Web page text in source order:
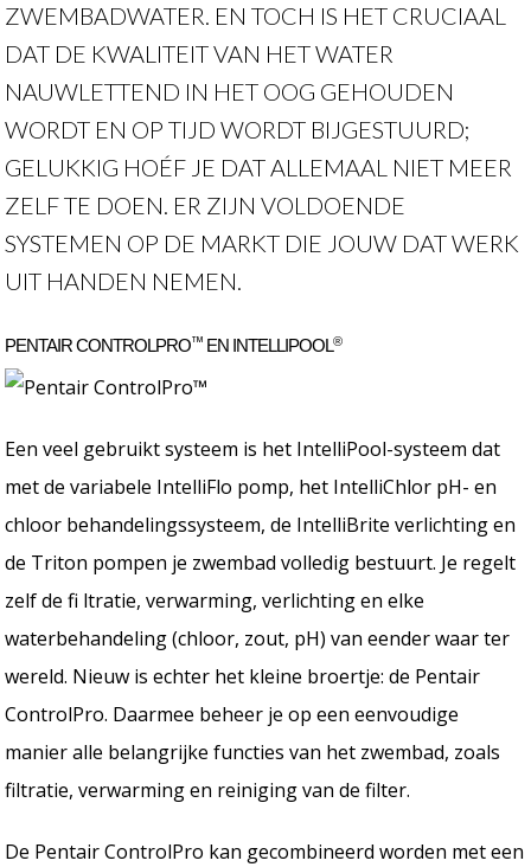
ZWEMBADWATER. EN TOCH IS HET CRUCIAAL
DAT DE KWALITEIT VAN HET WATER
NAUWLETTEND IN HET OOG GEHOUDEN
WORDT EN OP TIJD WORDT BIJGESTUURD;
GELUKKIG HOÉF JE DAT ALLEMAAL NIET MEER
ZELF TE DOEN. ER ZIJN VOLDOENDE
SYSTEMEN OP DE MARKT DIE JOUW DAT WERK
UIT HANDEN NEMEN.
PENTAIR CONTROLPRO™ EN INTELLIPOOL®
Een veel gebruikt systeem is het IntelliPool-systeem dat
met de variabele IntelliFlo pomp, het IntelliChlor pH- en
chloor behandelingssysteem, de IntelliBrite verlichting en
de Triton pompen je zwembad volledig bestuurt. Je regelt
zelf de fi ltratie, verwarming, verlichting en elke
waterbehandeling (chloor, zout, pH) van eender waar ter
wereld. Nieuw is echter het kleine broertje: de Pentair
ControlPro. Daarmee beheer je op een eenvoudige
manier alle belangrijke functies van het zwembad, zoals
filtratie, verwarming en reiniging van de filter.
De Pentair ControlPro kan gecombineerd worden met een